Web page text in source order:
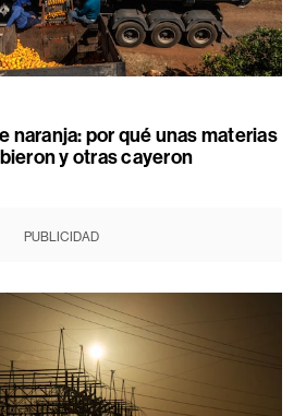
naranja: por qué unas materias
y otras cayeron
PUBLICIDAD